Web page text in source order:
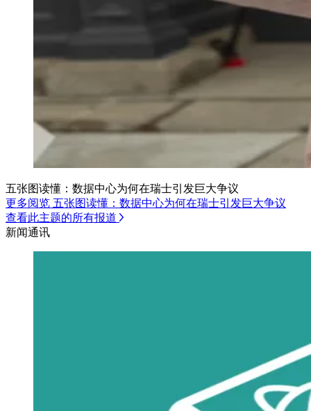
五张图读懂：数据中心为何在瑞士引发巨大争议
更多阅览 五张图读懂：数据中心为何在瑞士引发巨大争议
查看此主题的所有报道
新闻通讯